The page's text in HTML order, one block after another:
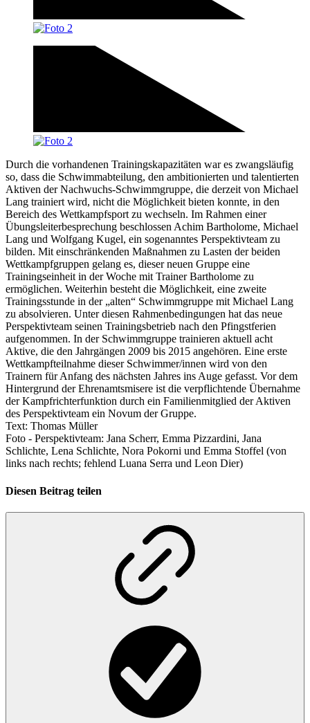
Durch die vorhandenen Trainingskapazitäten war es zwangsläufig
so, dass die Schwimmabteilung, den ambitionierten und talentierten
Aktiven der Nachwuchs-Schwimmgruppe, die derzeit von Michael
Lang trainiert wird, nicht die Möglichkeit bieten konnte, in den
Bereich des Wettkampfsport zu wechseln. Im Rahmen einer
Übungsleiterbesprechung beschlossen Achim Bartholome, Michael
Lang und Wolfgang Kugel, ein sogenanntes Perspektivteam zu
bilden. Mit einschränkenden Maßnahmen zu Lasten der beiden
Wettkampfgruppen gelang es, dieser neuen Gruppe eine
Trainingseinheit in der Woche mit Trainer Bartholome zu
ermöglichen. Weiterhin besteht die Möglichkeit, eine zweite
Trainingsstunde in der „alten“ Schwimmgruppe mit Michael Lang
zu absolvieren. Unter diesen Rahmenbedingungen hat das neue
Perspektivteam seinen Trainingsbetrieb nach den Pfingstferien
aufgenommen. In der Schwimmgruppe trainieren aktuell acht
Aktive, die den Jahrgängen 2009 bis 2015 angehören. Eine erste
Wettkampfteilnahme dieser Schwimmer/innen wird von den
Trainern für Anfang des nächsten Jahres ins Auge gefasst. Vor dem
Hintergrund der Ehrenamtsmisere ist die verpflichtende Übernahme
der Kampfrichterfunktion durch ein Familienmitglied der Aktiven
des Perspektivteam ein Novum der Gruppe.
Text: Thomas Müller
Foto - Perspektivteam: Jana Scherr, Emma Pizzardini, Jana
Schlichte, Lena Schlichte, Nora Pokorni und Emma Stoffel (von
links nach rechts; fehlend Luana Serra und Leon Dier)
Diesen Beitrag teilen